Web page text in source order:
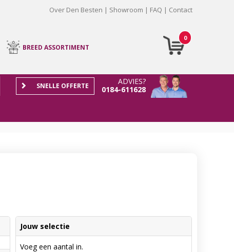
Over Den Besten Showroom FAQ Contact
0
BREED ASSORTIMENT
ADVIES?
0184-611628
SNELLE OFFERTE
Jouw selectie
Voeg een aantal in.